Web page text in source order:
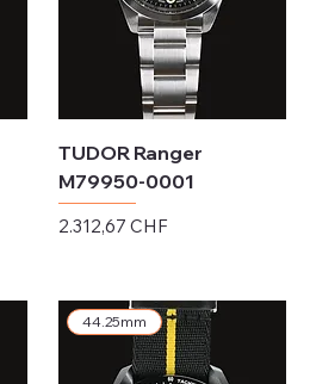
TUDOR Ranger
M79950-0001
Preis
2.312,67 CHF
44.25mm